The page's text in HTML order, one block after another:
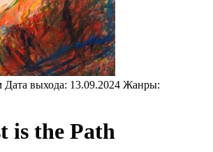
Дата выхода: 13.09.2024 Жанры:
is the Path